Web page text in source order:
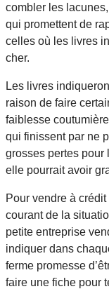
combler les
qui promettent de
celles où les livres
cher.
Les livres
raison de faire
faiblesse
qui finissent par ne
grosses pertes pour
elle pourrait avoir
Pour vendre à
courant de la
petite entreprise
indiquer dans
ferme promesse
faire une fiche pour